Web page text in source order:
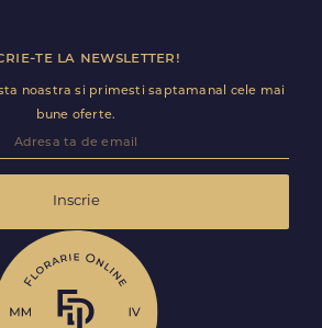
te la newsletter!
noastra si primesti saptamanal cele mai
bune oferte.
Inscrie